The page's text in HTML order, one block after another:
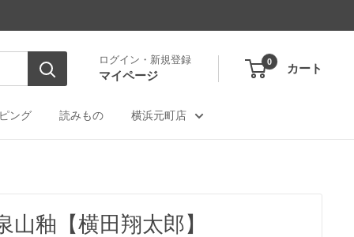
ログイン・新規登録
マイページ
0 カート
ング 読みもの 横浜元町店
山釉【横田翔太郎】